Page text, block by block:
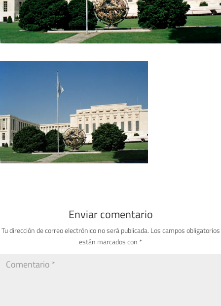
Enviar comentario
Tu dirección de correo electrónico no será publicada. Los campos obligatorios
están marcados con *